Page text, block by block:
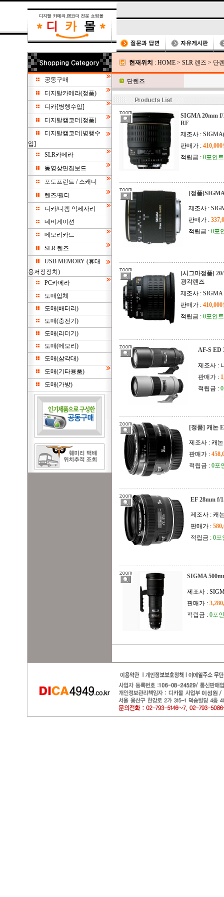
공동구매
디지탈카메라(정품)
디카[병행수입]
디지탈캠코더[정품]
디지탈캠코더[병행수
입]
SLR카메라
동영상편집보드
포토프린트 / 스캐너
렌즈/필터
디카/디캠 악세사리
네비게이션
메모리카드
SLR 렌즈
USB MEMORY (휴대
용저장장치)
PC카메라
도매업체
도매(배터리)
도매(충전기)
도매(리더기)
도매(메모리)
도매(삼각대)
도매(기타용품)
도매(가방)
현재위치 : HOME > SLR 렌즈 > 단
단렌즈
SIGMA 20mm
RF
제조사 :
판매가 :
적립금 : 0포인트
[정품
제조사 :
판매가 :
적립금 : 0포
[시그마정품]
광각렌즈
제조사 : SIGMA
판매가 :
적립금 : 0포인트
AF-S ED
제조사 :
판매가 :
적립금 :
[정품] 캐논
제조사 : 캐논
판매가 :
적립금 : 0포
EF 28mm f/
제조사 : 캐
판매가 :
적립금 : 0포
SIGMA
제조사 :
판매가 :
적립금 : 0포